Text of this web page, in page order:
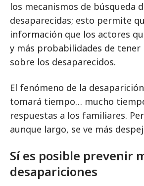
los mecanismos de búsqueda
desaparecidas; esto permite
información que los actores
y más probabilidades de
sobre los desaparecidos.
El fenómeno de la
tomará tiempo… mucho
respuestas a los familiares.
aunque largo, se ve más
Sí es posible prevenir
desapariciones